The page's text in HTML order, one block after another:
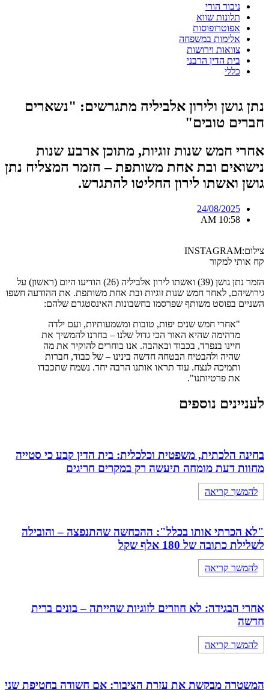
ניכור הורי
תלונות שווא
אפוטרופוסות
אלימות במשפחה
צוואות וירושות
בית הדין הרבני
כללי
נתן גושן ולירון אלביליה מתגרשים: "נשארים
חברים טובים"
אחרי חמש שנות זוגיות, מתוכן ארבע שנות
נישואים ובת אחת משותפת – הזמר המצליח נתן
גושן ואשתו לירון החליטו להתגרש.
24/08/2025
10:58 AM
צילום:INSTAGRAM
קח אותי למקור
הזמר נתן גושן (39) ואשתו לירון אלביליה (26) הודיעו היום (ראשון) על
גירושיהם, לאחר חמש שנות זוגיות ובת אחת משותפת. את ההודעה חשפו
השניים בפוסט משותף שפרסמו בחשבונות האינסטגרם שלהם:
"אחרי חמש שנים יפות, טובות ומשמעותיות, ועם ילדה
מדהימה שהיא האור הכי גדול שלנו – בחרנו להמשיך את
חיינו בנפרד, בכבוד ובאהבה. אנו בוחרים להוקיר את מה
שהיה ולהבטיח הבטחה חדשה בינינו – של כבוד, חברות
ותמיכה לנצח. עוד תראו אותנו הרבה יחד. נשמח שתכבדו
את פרטיותנו".
לעניינים נוספים
בחינה הלכתית, משפטית וכלכלית: בית הדין קבע כי סטייה
מחוות דעת מומחה תיעשה רק במקרים חריגים
להמשך קריאה
"לא הכרתי אותו בכלל": ההכחשה שהתנפצה – והובילה
לשלילת כתובה של 180 אלף שקל
להמשך קריאה
אחרי הבגידה: לא חוזרים לזוגיות שהייתה – בונים ברית
חדשה
להמשך קריאה
המשטרה מבקשת את עזרת הציבור: אם חשודה בחטיפת שני